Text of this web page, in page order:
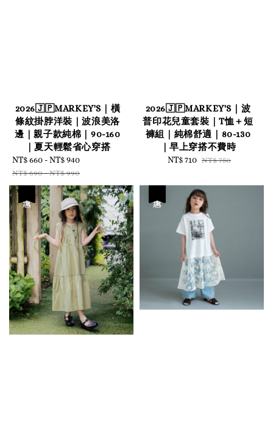
2026🇯🇵MARKEY'S｜橫
條紋掛脖洋裝｜波浪美洛
邊｜親子款純棉｜90-160
｜夏天輕鬆省心穿搭
Sale
price
NT$ 660 -NT$ 940
NT$ 690-NT$ 990
2026🇯🇵MARKEY'S｜波
普印花兒童套裝｜T恤＋短
褲組｜純棉舒適｜80-130
｜早上穿搭不費時
Sale
NT$ 710 Regular
NT$ 750